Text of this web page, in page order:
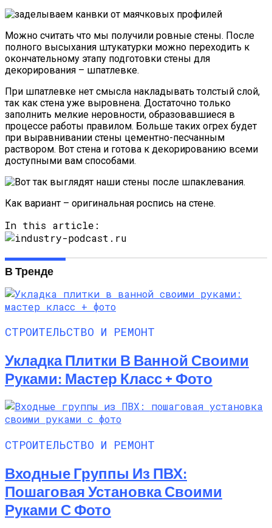
Можно считать что мы получили ровные стены. После
полного высыхания штукатурки можно переходить к
окончательному этапу подготовки стены для
декорирования – шпатлевке.
При шпатлевке нет смысла накладывать толстый слой,
так как стена уже выровнена. Достаточно только
заполнить мелкие неровности, образовавшиеся в
процессе работы правилом. Больше таких огрех будет
при выравнивании стены цементно-песчанным
раствором. Вот стена и готова к декорированию всеми
доступными вам способами.
Как вариант – оригинальная роспись на стене.
In this article:
В Тренде
СТРОИТЕЛЬСТВО И РЕМОНТ
Укладка Плитки В Ванной Своими
Руками: Мастер Класс + Фото
СТРОИТЕЛЬСТВО И РЕМОНТ
Входные Группы Из ПВХ:
Пошаговая Установка Своими
Руками С Фото